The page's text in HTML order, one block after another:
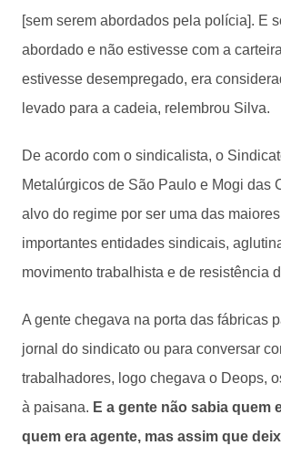
[sem serem abordados pela polícia]. E
abordado e não estivesse com a
estivesse desempregado, era
levado para a cadeia, relembrou Silva.
De acordo com o sindicalista, o
Metalúrgicos de São Paulo e Mogi das
alvo do regime por ser uma das
importantes entidades sindicais,
movimento trabalhista e de resistência
A gente chegava na porta das fábricas
jornal do sindicato ou para conversar
trabalhadores, logo chegava o Deops,
à paisana. E a gente não sabia quem
quem era agente, mas assim que